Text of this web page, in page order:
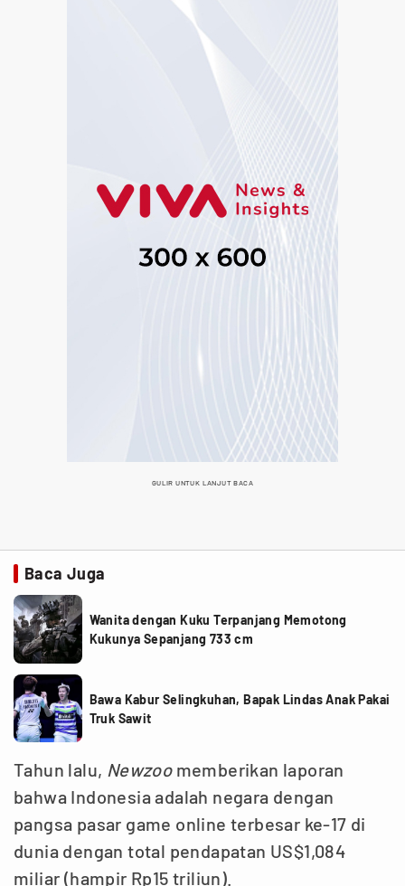
GULIR UNTUK LANJUT BACA
Baca Juga
Wanita dengan Kuku Terpanjang Memotong
Kukunya Sepanjang 733 cm
Bawa Kabur Selingkuhan, Bapak Lindas Anak Pakai
Truk Sawit
Tahun lalu, Newzoomemberikan laporan
bahwa Indonesia adalah negara dengan
pangsa pasar game online terbesar ke-17 di
dunia dengan total pendapatan US$1,084
miliar (hampir Rp15 triliun).